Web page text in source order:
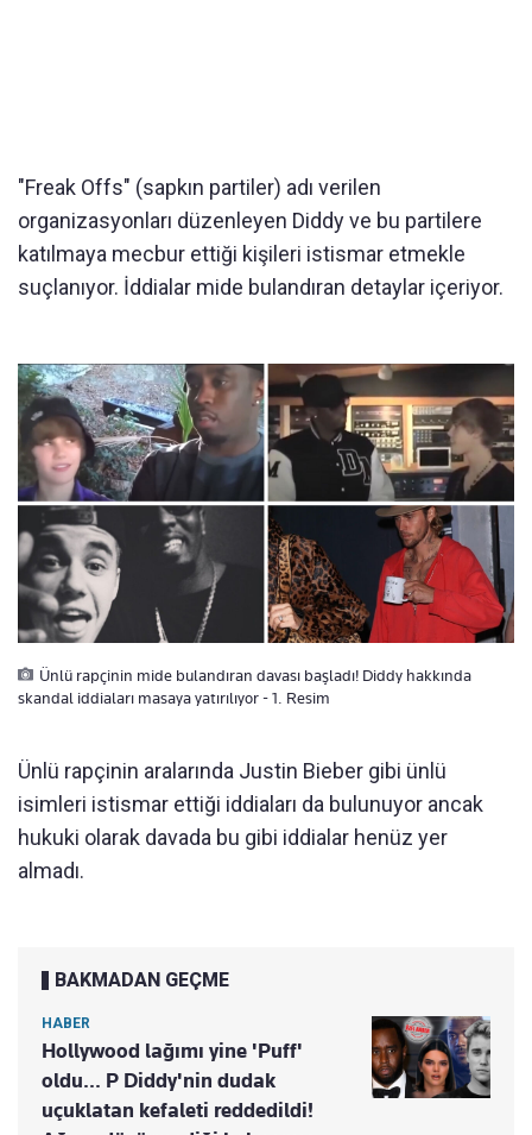
"Freak Offs" (sapkın partiler) adı verilen
organizasyonları düzenleyen Diddy ve bu partilere
katılmaya mecbur ettiği kişileri istismar etmekle
suçlanıyor. İddialar mide bulandıran detaylar içeriyor.
Ünlü rapçinin mide bulandıran davası başladı! Diddy hakkında
skandal iddiaları masaya yatırılıyor - 1. Resim
Ünlü rapçinin aralarında Justin Bieber gibi ünlü
isimleri istismar ettiği iddiaları da bulunuyor ancak
hukuki olarak davada bu gibi iddialar henüz yer
almadı.
BAKMADAN GEÇME
HABER
Hollywood lağımı yine 'Puff'
oldu... P Diddy'nin dudak
uçuklatan kefaleti reddedildi!